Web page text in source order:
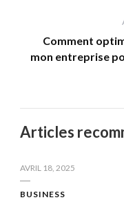
Comment
mon entreprise
Articles
AVRIL 18, 2025
BUSINESS